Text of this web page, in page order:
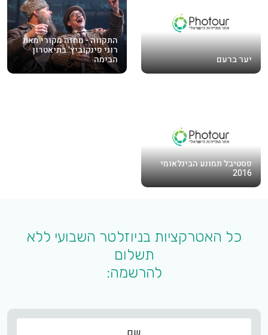
יער ברעם
התקווה - מחזה מקורי מאת
רוני פינקוביץ' בתיאטרון
הבימה
פסטיבל תמונע הבינלאומי
2016
כל האטרקציות בניוזלטר השבועי ללא
תשלום
להרשמה: